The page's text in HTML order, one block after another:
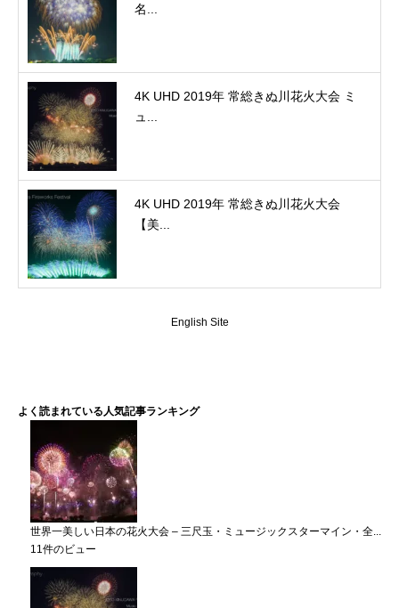
名...
4K UHD 2019年 常総きぬ川花火大会 ミ
ュ...
4K UHD 2019年 常総きぬ川花火大会
【美...
English Site
よく読まれている人気記事ランキング
世界一美しい日本の花火大会 – 三尺玉・ミュージックスターマイン・全...
11件のビュー